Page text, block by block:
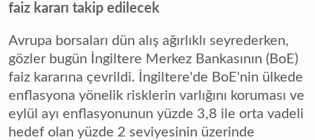
faiz kararı takip edilecek
Avrupa borsaları dün alış ağırlıklı seyrederken,
gözler bugün İngiltere Merkez Bankasının (BoE)
faiz kararına çevrildi. İngiltere'de BoE'nin ülkede
enflasyona yönelik risklerin varlığını koruması ve
eylül ayı enflasyonunun yüzde 3,8 ile orta vadeli
hedef olan yüzde 2 seviyesinin üzerinde